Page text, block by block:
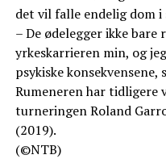
det vil falle endelig dom i
– De ødelegger ikke
yrkeskarrieren min, og
psykiske konsekvensene,
Rumeneren har tidligere
turneringen Roland
(2019).
(©NTB)